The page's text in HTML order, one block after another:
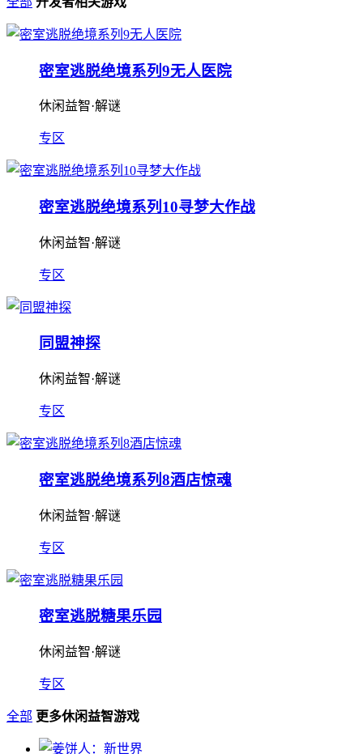
密室逃脱绝境系列9无人医院
休闲益智·解谜
专区
密室逃脱绝境系列10寻梦大作战
休闲益智·解谜
专区
同盟神探
休闲益智·解谜
专区
密室逃脱绝境系列8酒店惊魂
休闲益智·解谜
专区
密室逃脱糖果乐园
休闲益智·解谜
专区
全部 更多休闲益智游戏